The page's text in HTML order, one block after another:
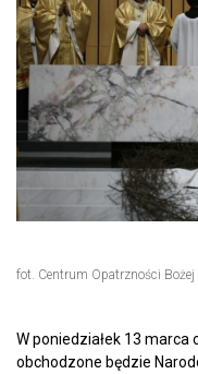
fot. Centrum Opatrzności Bożej
W poniedziałek 13 marca
obchodzone będzie